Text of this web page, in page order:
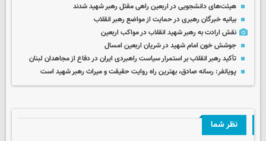
هیئت‌های دانشجویی در اربعین راهی مقتل رهبر شهید شدند
بیانیه خبرگان رهبری در حمایت از مواضع رهبر انقلاب
نقش ارادت به رهبر شهید انقلاب در مواکب اربعین
جوشش خون امام شهید در شریان اربعین امسال
تأکید رهبر انقلاب بر استمرار سیاست راهبردی ایران در دفاع از مجاهدان لبنان
پویانفر: رسانه صادق، بهترین راه روایت حقیقت و میراث رهبر شهید است
نظر شما